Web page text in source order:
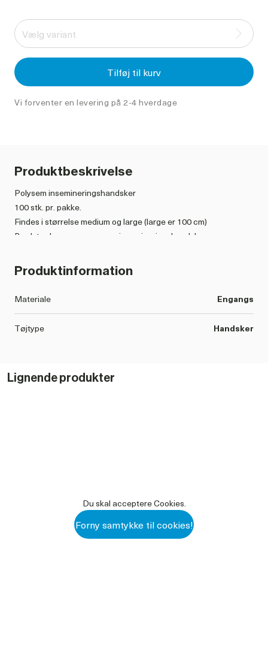
Vælg variant
Tilføj til kurv
Vi forventer en levering på 2-4 hverdage
Produktbeskrivelse
Polysem insemineringshandsker
100 stk. pr. pakke.
Findes i størrelse medium og large (large er 100 cm)
Brudstærk orange engangs insemineringshandske.
Produktinformation
Materiale Engangs
Tøjtype Handsker
Lignende produkter
Du skal acceptere Cookies.
Forny samtykke til cookies!